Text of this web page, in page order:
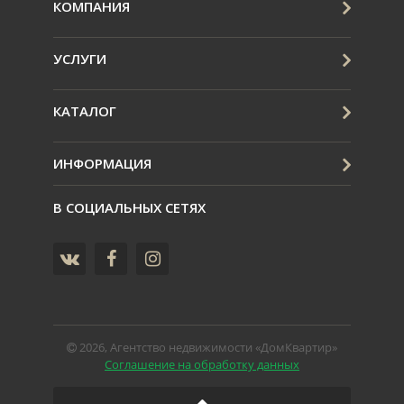
КОМПАНИЯ
УСЛУГИ
КАТАЛОГ
ИНФОРМАЦИЯ
В СОЦИАЛЬНЫХ СЕТЯХ
2026, Агентство недвижимости «ДомКвартир»
Соглашение на обработку данных